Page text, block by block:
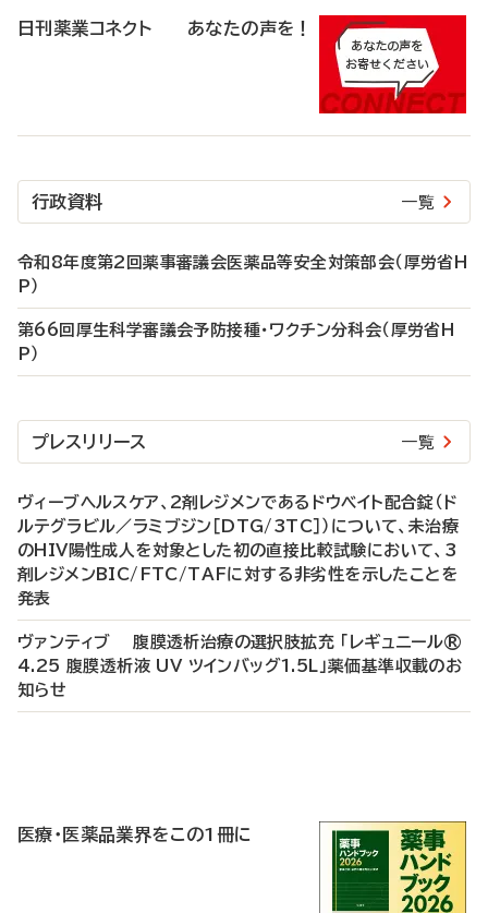
日刊薬業コネクト あなたの声を！
行政資料 一覧
令和8年度第2回薬事審議会医薬品等安全対策部会（厚労省H
P）
第66回厚生科学審議会予防接種・ワクチン分科会（厚労省H
P）
プレスリリース 一覧
ヴィーブヘルスケア、2剤レジメンであるドウベイト配合錠（ド
ルテグラビル／ラミブジン［DTG/3TC］）について、未治療
のHIV陽性成人を対象とした初の直接比較試験において、3
剤レジメンBIC/FTC/TAFに対する非劣性を示したことを
発表
ヴァンティブ 腹膜透析治療の選択肢拡充 「レギュニール®
4.25 腹膜透析液 UV ツインバッグ1.5L」薬価基準収載のお
知らせ
医療・医薬品業界をこの1冊に